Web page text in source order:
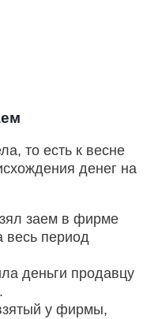
то есть к весне
денег на
заем в фирме
весь период
деньги продавцу
у фирмы,